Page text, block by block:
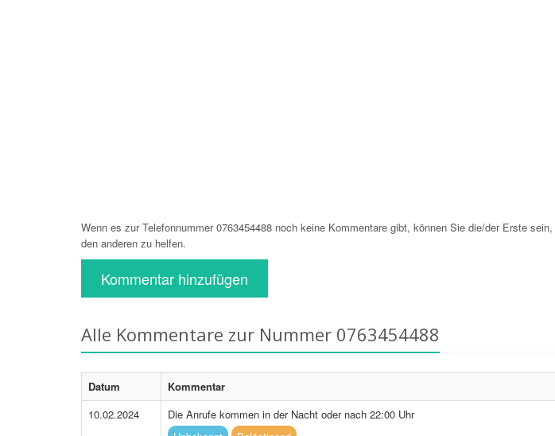
Wenn es zur Telefonnummer 0763454488 noch keine Kommentare gibt, können Sie die/der Erste sein,
den anderen zu helfen.
Kommentar hinzufügen
Alle Kommentare zur Nummer 0763454488
Datum
Kommentar
10.02.2024
Die Anrufe kommen in der Nacht oder nach 22:00 Uhr